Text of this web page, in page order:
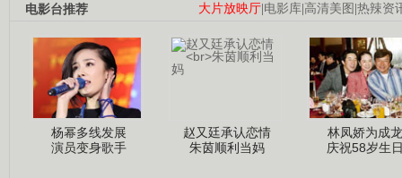
大片放映厅|电影库|高清美图 |热辣资
电影台推荐
杨幂多线发展
演员变身歌手
赵又廷承认恋情
朱茵顺利当妈
林凤娇为成龙
庆祝58岁生